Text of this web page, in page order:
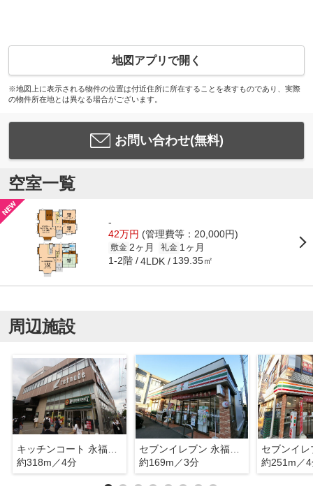
地図アプリで開く
※地図上に表示される物件の位置は付近住所に所在することを表すものであり、実際
の物件所在地とは異なる場合がございます。
お問い合わせ(無料)
空室一覧
-
42万円 (管理費等：20,000円)
敷金 2ヶ月 礼金 1ヶ月
1-2階 4LDK 139.35㎡
周辺施設
キッチンコート 永福町店
約318m／4分
セブンイレブン 永福北口店
約169m／3分
約251m／